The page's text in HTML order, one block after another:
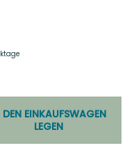
DEN EINKAUFSWAGEN
LEGEN